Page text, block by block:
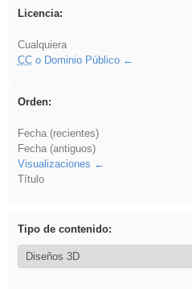
Licencia:
Cualquiera
CCo Dominio Público
Orden:
Fecha (recientes)
Fecha (antiguos)
Visualizaciones
Título
Tipo de contenido: